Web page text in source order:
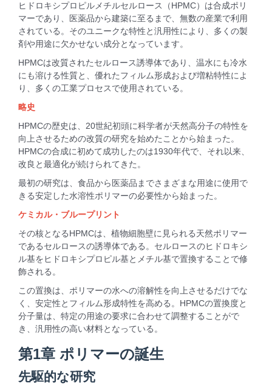
ヒドロキシプロピルメチルセルロース（HPMC）は合成ポリ
マーであり、医薬品から建築に至るまで、無数の産業で利用
されている。そのユニークな特性と汎用性により、多くの製
剤や用途に欠かせない成分となっています。
HPMCは改質されたセルロース誘導体であり、温水にも冷水
にも溶ける性質と、優れたフィルム形成および増粘特性によ
り、多くの工業プロセスで使用されている。
略史
HPMCの歴史は、20世紀初頭に科学者が天然高分子の特性を
向上させるための改質の研究を始めたことから始まった。
HPMCの合成に初めて成功したのは1930年代で、それ以来、
改良と最適化が続けられてきた。
最初の研究は、食品から医薬品までさまざまな用途に使用で
きる安定した水溶性ポリマーの必要性から始まった。
ケミカル・ブループリント
その核となるHPMCは、植物細胞壁に見られる天然ポリマー
であるセルロースの誘導体である。セルロースのヒドロキシ
ル基をヒドロキシプロピル基とメチル基で置換することで修
飾される。
この置換は、ポリマーの水への溶解性を向上させるだけでな
く、安定性とフィルム形成特性を高める。HPMCの置換度と
分子量は、特定の用途の要求に合わせて調整することがで
き、汎用性の高い材料となっている。
第1章 ポリマーの誕生
先駆的な研究